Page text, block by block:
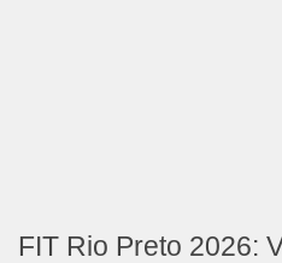
FIT Rio Preto 2026: